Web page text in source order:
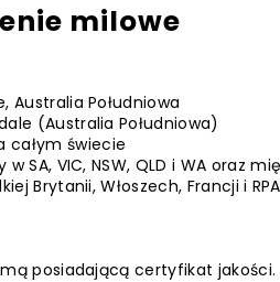
milowe
Australia Południowa
(Australia Południowa)
całym świecie
SA, VIC, NSW, QLD i WA oraz
Brytanii, Włoszech, Francji i
posiadającą certyfikat jakości.